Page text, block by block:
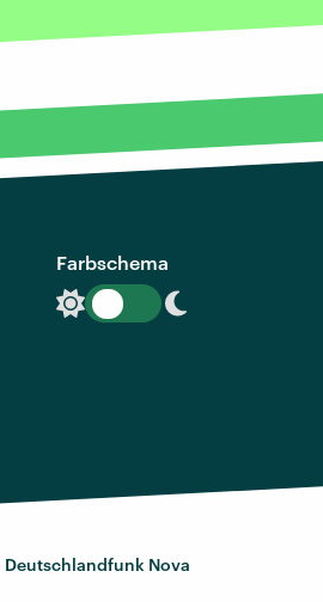
Farbschema
Deutschlandfunk Nova